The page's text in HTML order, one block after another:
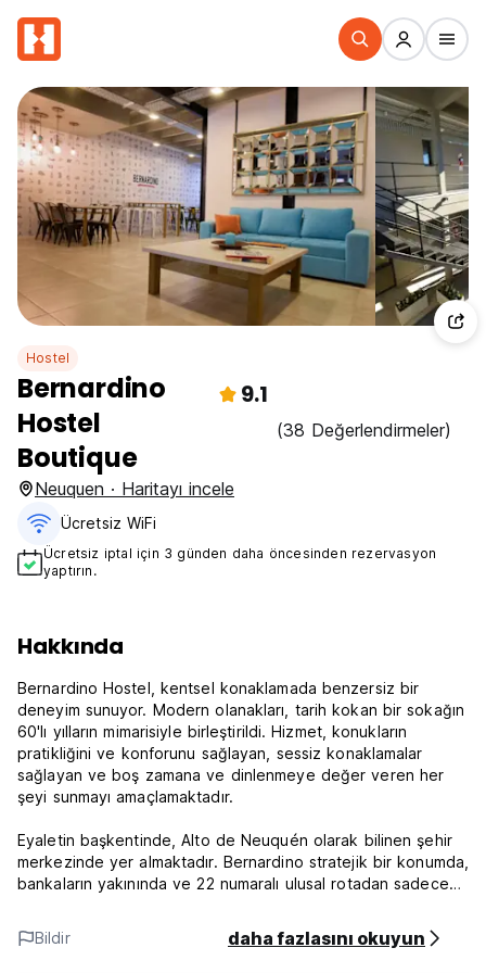
Hostel
Bernardino
Hostel
Boutique
9.1
(38 Değerlendirmeler)
Neuquen · Haritayı incele
Ücretsiz WiFi
Ücretsiz iptal için 3 günden daha öncesinden rezervasyon
yaptırın.
Hakkında
Bernardino Hostel, kentsel konaklamada benzersiz bir
deneyim sunuyor. Modern olanakları, tarih kokan bir sokağın
60'lı yılların mimarisiyle birleştirildi. Hizmet, konukların
pratikliğini ve konforunu sağlayan, sessiz konaklamalar
sağlayan ve boş zamana ve dinlenmeye değer veren her
şeyi sunmayı amaçlamaktadır.
Eyaletin başkentinde, Alto de Neuquén olarak bilinen şehir
merkezinde yer almaktadır. Bernardino stratejik bir konumda,
bankaların yakınında ve 22 numaralı ulusal rotadan sadece
Yurtları ve özel odaları paylaşıyoruz. Hem odalar hem de
Bildir daha fazlasını okuyun